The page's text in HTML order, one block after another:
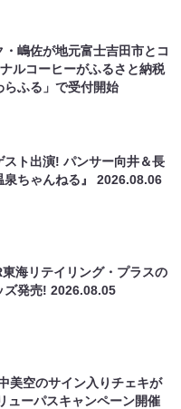
・嶋佐が地元富士吉田市とコ
ルコーヒーがふるさと納税
らふる」で受付開始
スト出演! パンサー向井＆長
泉ちゃんねる』2026.08.06
海リテイリング・プラスの
ズ発売!2026.08.05
美空のサイン入りチェキが
ューパスキャンペーン開催